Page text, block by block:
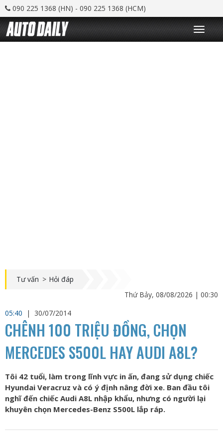
090 225 1368 (HN) - 090 225 1368 (HCM)
T
o
g
Tư vấn > Hỏi đáp
Thứ Bảy, 08/08/2026 | 00:30
05:40
| 30/07/2014
CHÊNH 100 TRIỆU ĐỒNG, CHỌN
MERCEDES S500L HAY AUDI A8L?
Tôi 42 tuổi, làm trong lĩnh vực in ấn, đang sử dụng chiếc
Hyundai Veracruz và có ý định nâng đời xe. Ban đầu tôi
nghĩ đến chiếc Audi A8L nhập khẩu, nhưng có người lại
khuyên chọn Mercedes-Benz S500L lắp ráp.